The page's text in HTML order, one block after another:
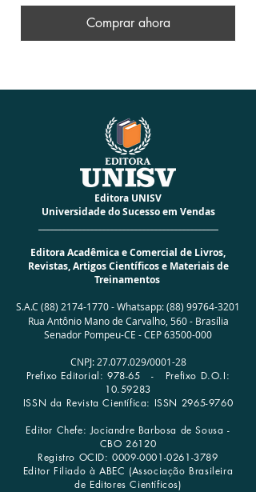
Comprar ahora
Editora UNISV
Universidade do Sucesso em Vendas
Editora Acadêmica e Comercial de Livros,
Revistas, Artigos Científicos e Materiais de
Treinamentos
S.A.C (88) 2174-1770-Whatsapp:(88) 99764-3201
Rua Antônio Mano de Carvalho, 560 - Brasília
Senador Pompeu-CE - CEP63500-000
CNPJ: 27.077.029/0001­-28
Prefixo Editorial: 978-65 - Prefixo D.O.I:
10.59283
ISSN da Revista Científica: ISSN 2965-9760
Editor Chefe: Jociandre Barbosa de Sousa -
CBO 26120
Registro OCID:0009-0001-0261-3789
Editor Filiado à ABEC (Associação Brasileira
de Editores Científicos)